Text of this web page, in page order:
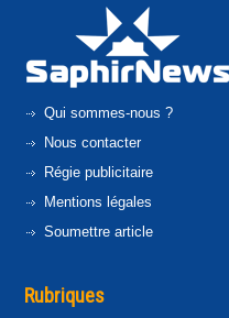
Qui sommes-nous ?
Nous contacter
Régie publicitaire
Mentions légales
Soumettre article
Rubriques